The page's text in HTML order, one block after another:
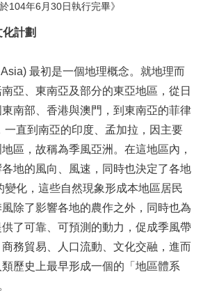
104年6月30日執行完畢》
計劃
最初是一個地理概念。就地理而
亞、東南亞及部分的東亞地區，從日
南部、香港與澳門，到東南亞的菲律
一直到南亞的印度、孟加拉，因主要
區，故稱為季風亞洲。在這地區內，
地的風向、風速，同時也決定了各地
變化，這些自然現象形成本地區居民
除了影響各地的農作之外，同時也為
了可靠、可預測的動力，促成季風帶
務貿易、人口流動、文化交融，進而
歷史上最早形成一個的「地區體系